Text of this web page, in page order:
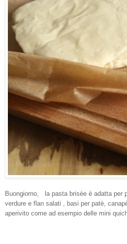
Buongiorno, la pasta brisèe è adatta per
verdure e flan salati , basi per patè,
aperivito come ad esempio delle mini